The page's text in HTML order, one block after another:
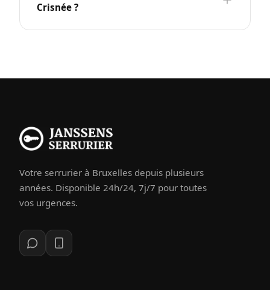
Crisnée ?
Votre serrurier à Bruxelles depuis plusieurs
années. Disponible 24h/24, 7j/7 pour toutes
vos urgences.